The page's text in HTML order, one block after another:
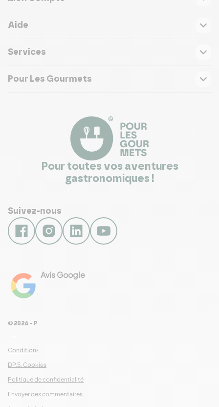
Aide
Services
Pour Les Gourmets
Pour toutes vos aventures
gastronomiques !
Suivez-nous
Avis Google
Conditions Générales de Ventes
DP.5. Cookies
Politique de confidentialité
Envoyer des commentaires
© 2026 - Pour Les Gourmets